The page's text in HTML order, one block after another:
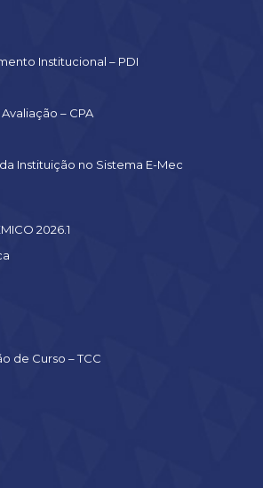
Institucional – PDI
– CPA
Instituição no Sistema E-Mec
2026.1
de Curso – TCC